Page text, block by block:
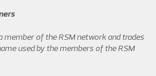
member of the RSM network and trades
used by the members of the RSM